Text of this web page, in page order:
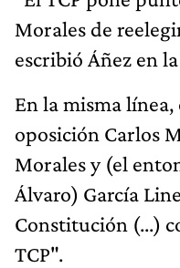
Morales de
escribió Áñez en
En la misma
oposición Carlos
Morales y (el
Álvaro) García
Constitución (...)
TCP".